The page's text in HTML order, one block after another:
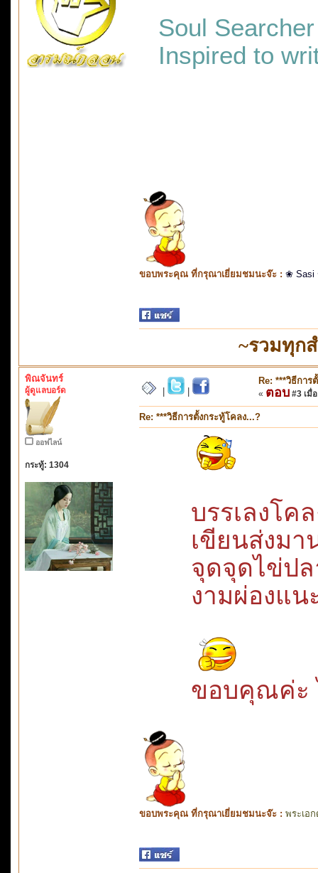
Soul Searcher
Inspired to
ขอบพระคุณ ที่กรุณาเยี่ยมชมนะจ๊ะ : ❀ Sasi
~รวมทุก
พิณจันทร์
ผู้ดูแลบอร์ด
ออฟไลน์
กระทู้: 1304
Re: ***วิธีการ
« ตอบ #3 เมื่
Re: ***วิธีการตั้งกระทู้โคลง...?
บรรเลง
เขียนส่ง
จุดจุดไข่ป
งามผ่อง
ขอบคุณค่ะ
ขอบพระคุณ ที่กรุณาเยี่ยมชมนะจ๊ะ : พระเอ